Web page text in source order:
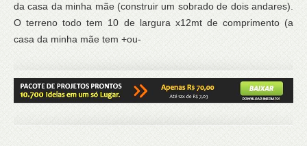
da casa da minha mãe (construir um sobrado de dois andares).
O terreno todo tem 10 de largura x12mt de comprimento (a
casa da minha mãe tem +ou-